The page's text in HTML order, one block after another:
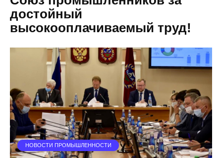
достойный
высокооплачиваемый труд!
НОВОСТИ ПРОМЫШЛЕННОСТИ